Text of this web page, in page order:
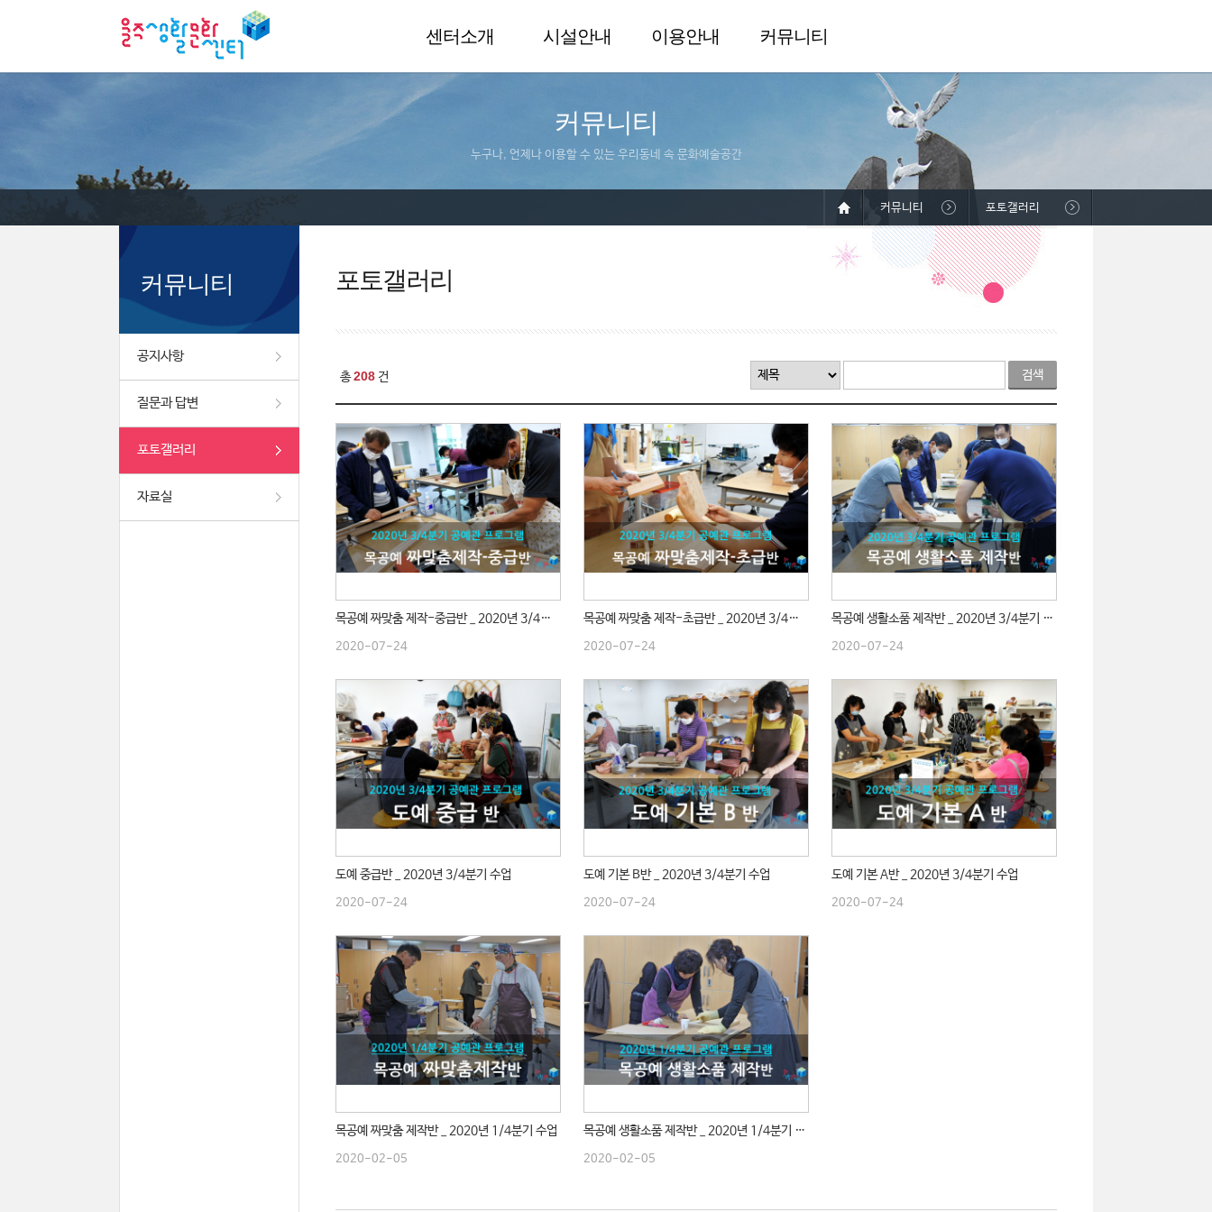
센터소개 시설안내 이용안내 커뮤니티
커뮤니티
누구나, 언제나 이용할 수 있는 우리동네 속 문화예술공간
커뮤니티
공지사항
질문과 답변
포토갤러리
자료실
커뮤니티 포토갤러리
포토갤러리
총208 건
목공예 짜맞춤 제작-중급반 _ 2020년 3/4분기 수업
2020-07-24
목공예 짜맞춤 제작-초급반 _ 2020년 3/4분기 수업
2020-07-24
목공예 생활소품 제작반 _ 2020년 3/4분기 수업
2020-07-24
도예 중급반 _ 2020년 3/4분기 수업
2020-07-24
도예 기본 B반 _ 2020년 3/4분기 수업
2020-07-24
도예 기본 A반 _ 2020년 3/4분기 수업
2020-07-24
목공예 짜맞춤 제작반 _ 2020년 1/4분기 수업
2020-02-05
목공예 생활소품 제작반 _ 2020년 1/4분기 수업
2020-02-05